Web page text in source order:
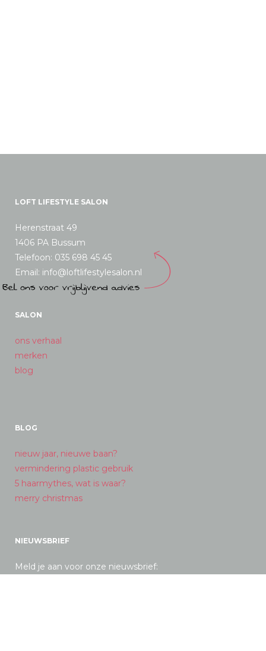
LOFT LIFESTYLE SALON
Herenstraat 49
1406 PA Bussum
Telefoon: 035 698 45 45
Email: info@loftlifestylesalon.nl
SALON
ons verhaal
merken
blog
BLOG
nieuw jaar, nieuwe baan?
vermindering plastic gebruik
5 haarmythes, wat is waar?
merry christmas
NIEUWSBRIEF
Meld je aan voor onze nieuwsbrief: